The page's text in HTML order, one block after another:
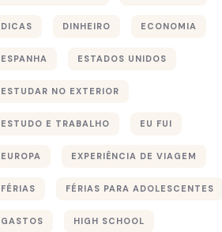
DICAS DINHEIRO ECONOMIA
ESPANHA ESTADOS UNIDOS
ESTUDAR NO EXTERIOR
ESTUDO E TRABALHO EU FUI
EUROPA EXPERIÊNCIA DE VIAGEM
FÉRIAS FÉRIAS PARA ADOLESCENTES
GASTOS HIGH SCHOOL